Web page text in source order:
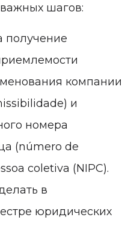
шагов:
получение
компании
и
номера
(número de
coletiva (NIPC).
в
юридических